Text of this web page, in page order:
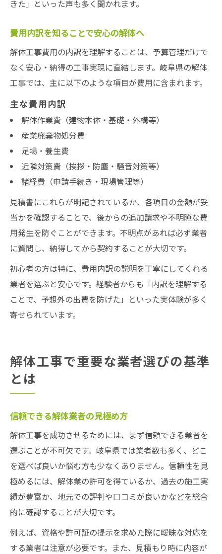
きた」といった声も多く聞かれます。
費用内訳を知ることで安心の解体へ
解体工事費用の内訳を理解することは、予算管理だけで
なく安心・納得の工事実現に直結します。岐阜県の解体
工事では、主に以下のような項目が費用に含まれます。
主な費用内訳
解体作業費（建物本体・基礎・外構等）
産業廃棄物処分費
足場・養生費
近隣対策費（挨拶・防塵・騒音対策等）
諸経費（申請手続き・現場管理等）
見積書にこれらが明記されているか、各項目の金額が妥
当かを確認することで、後からの追加請求や不明瞭な費
用発生を防ぐことができます。不明点があれば必ず業者
に質問し、納得してから契約することが大切です。
初心者の方は特に、費用内訳の説明を丁寧にしてくれる
業者を選ぶと安心です。経験者からも「内訳を理解する
ことで、予想外の出費を防げた」といった実体験が多く
寄せられています。
解体工事で重要な業者選びの基準
とは
信頼できる解体業者の見極め方
解体工事を成功させるためには、まず信頼できる業者を
選ぶことが不可欠です。岐阜県では業者数も多く、どこ
を選べば良いか悩む方も少なくありません。信頼性を見
極めるには、解体業の許可を得ているか、過去の施工実
績が豊富か、地元での評判や口コミが良いかなどを総合
的に確認することが大切です。
例えば、資格や許可証の提示を求めた際に曖昧な対応を
する業者は注意が必要です。また、見積もり時に内容が